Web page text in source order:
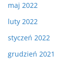
maj 2022
luty 2022
styczeń 2022
grudzień 2021